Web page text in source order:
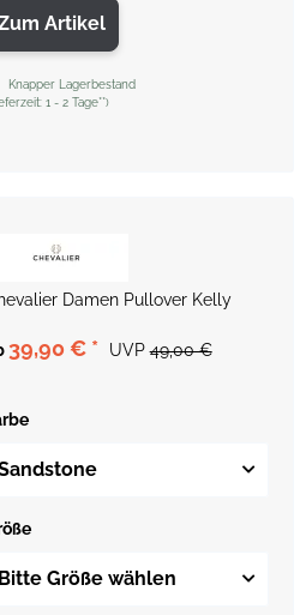
Artikel
Knapper Lagerbestand
1 - 2 Tage**)
Damen Pullover Kelly
39,90 € * UVP 49,00 €
Bitte Größe wählen